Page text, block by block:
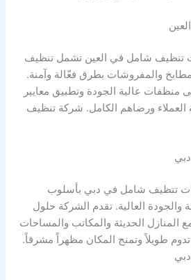
تنظيف شامل في العين تشمل تنظيف
والمفروشات بطرق فعّالة وآمنة.
منظفات عالية الجودة وتطبيق معايير
العملاء ورضاهم الكامل. شركة تنظيف
تنظيف شامل في دبي بأسلوب
والجودة العالية. تقدم الشركة حلول
المنازل الحديثة والمكاتب والمساحات
طويلاً وتمنح المكان مظهراً مشرقاً.